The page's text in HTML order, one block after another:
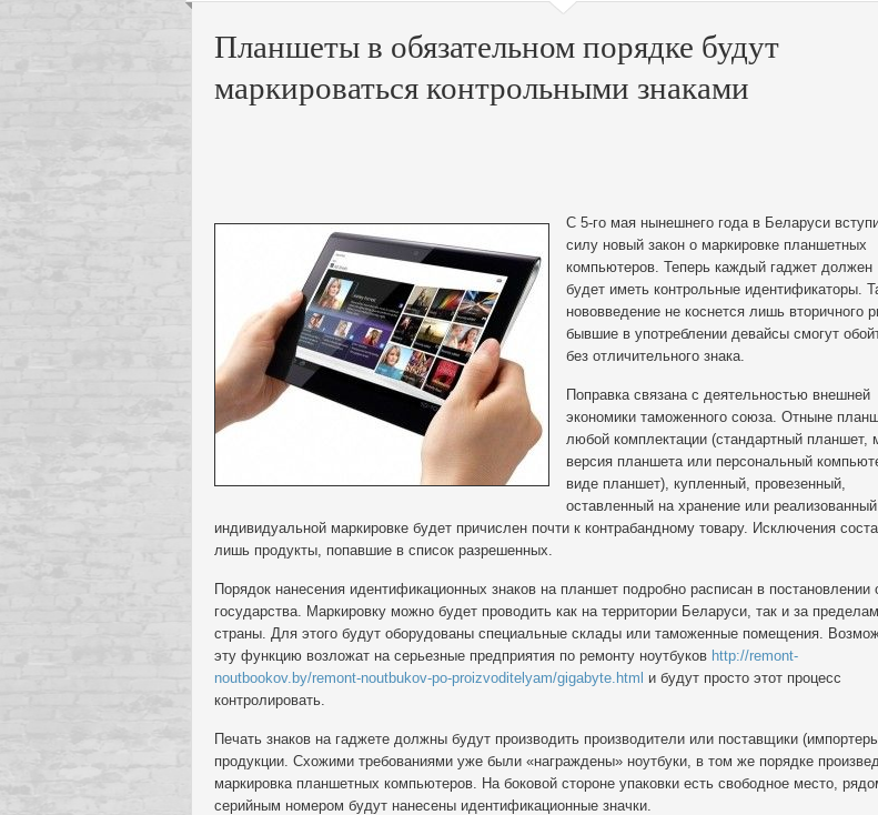
Планшеты в обязательном порядке будут
маркироваться контрольными знаками
С 5-го мая нынешнего года в Беларуси
силу новый закон о маркировке планшетных
компьютеров. Теперь каждый гаджет должен
будет иметь контрольные идентификаторы.
нововведение не коснется лишь вторичного
бывшие в употреблении девайсы смогут
без отличительного знака.
Поправка связана с деятельностью внешней
экономики таможенного союза. Отныне
любой комплектации (стандартный планшет,
версия планшета или персональный
виде планшет), купленный, провезенный,
оставленный на хранение или
индивидуальной маркировке будет причислен почти к контрабандному товару. Исключения
лишь продукты, попавшие в список разрешенных.
Порядок нанесения идентификационных знаков на планшет подробно расписан в постановлении
государства. Маркировку можно будет проводить как на территории Беларуси, так и за
страны. Для этого будут оборудованы специальные склады или таможенные помещения.
эту функцию возложат на серьезные предприятия по ремонту ноутбуков http://remont-
noutbookov.by/remont-noutbukov-po-proizvoditelyam/gigabyte.html и будут просто этот процесс
контролировать.
Печать знаков на гаджете должны будут производить производители или поставщики
продукции. Схожими требованиями уже были «награждены» ноутбуки, в том же порядке
маркировка планшетных компьютеров. На боковой стороне упаковки есть свободное место,
серийным номером будут нанесены идентификационные значки.